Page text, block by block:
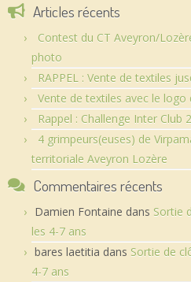
Articles récents
Contest du CT Aveyron/
photo
RAPPEL : Vente de textiles
Vente de textiles avec le logo
Rappel : Challenge Inter Club
4 grimpeurs(euses) de
territoriale Aveyron Lozère
Commentaires récents
Damien Fontaine dans Sortie
les 4-7 ans
bares laetitia dans Sortie de
4-7 ans